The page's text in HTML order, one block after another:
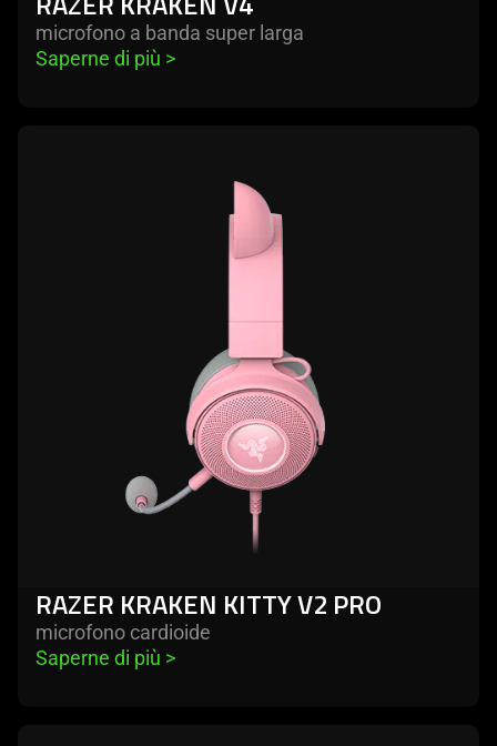
microfono a banda super larga
Saperne di più >
RAZER KRAKEN KITTY V2 PRO
microfono cardioide
Saperne di più >